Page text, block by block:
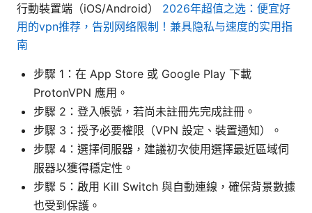
行動裝置端（iOS/Android） 2026年超值之选：便宜好
用的vpn推荐，告别网络限制！兼具隐私与速度的实用指
南
步驟 1：在 App Store 或 Google Play 下載
ProtonVPN 應用。
步驟 2：登入帳號，若尚未註冊先完成註冊。
步驟 3：授予必要權限（VPN 設定、裝置通知）。
步驟 4：選擇伺服器，建議初次使用選擇最近區域伺
服器以獲得穩定性。
步驟 5：啟用 Kill Switch 與自動連線，確保背景數據
也受到保護。